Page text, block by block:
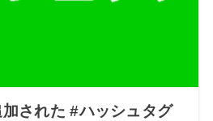
された #ハッシュタグ